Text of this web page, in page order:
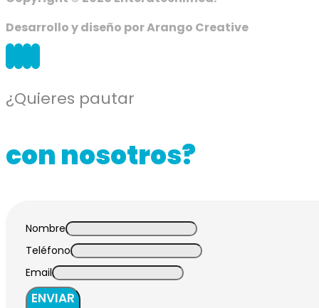
Desarrollo y diseño por Arango Creative
¿Quieres pautar
con nosotros?
Nombre
Teléfono
Email
ENVIAR